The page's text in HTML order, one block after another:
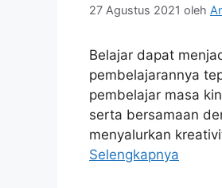
27 Agustus 2021 oleh
Belajar dapat
pembelajarannya
pembelajar masa
serta bersamaan
menyalurkan
Selengkapnya